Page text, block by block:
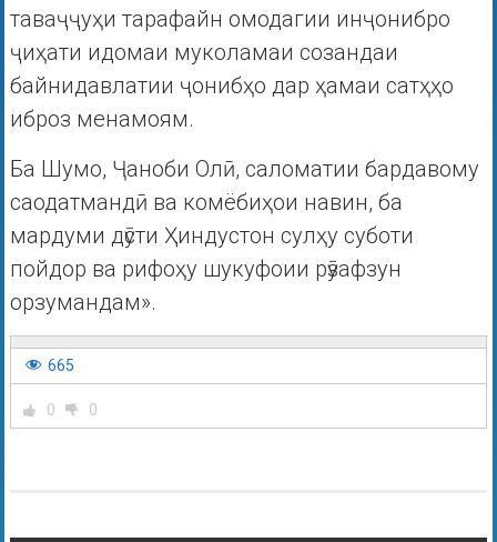
таваҷҷуҳи тарафайн омодагии инҷонибро
ҷиҳати идомаи муколамаи созандаи
байнидавлатии ҷонибҳо дар ҳамаи сатҳҳо
иброз менамоям.
Ба Шумо, Ҷаноби Олӣ, саломатии бардавому
саодатмандӣ ва комёбиҳои навин, ба
мардуми дӯсти Ҳиндустон сулҳу суботи
пойдор ва рифоҳу шукуфоии рӯзафзун
орзумандам».
665
0 0